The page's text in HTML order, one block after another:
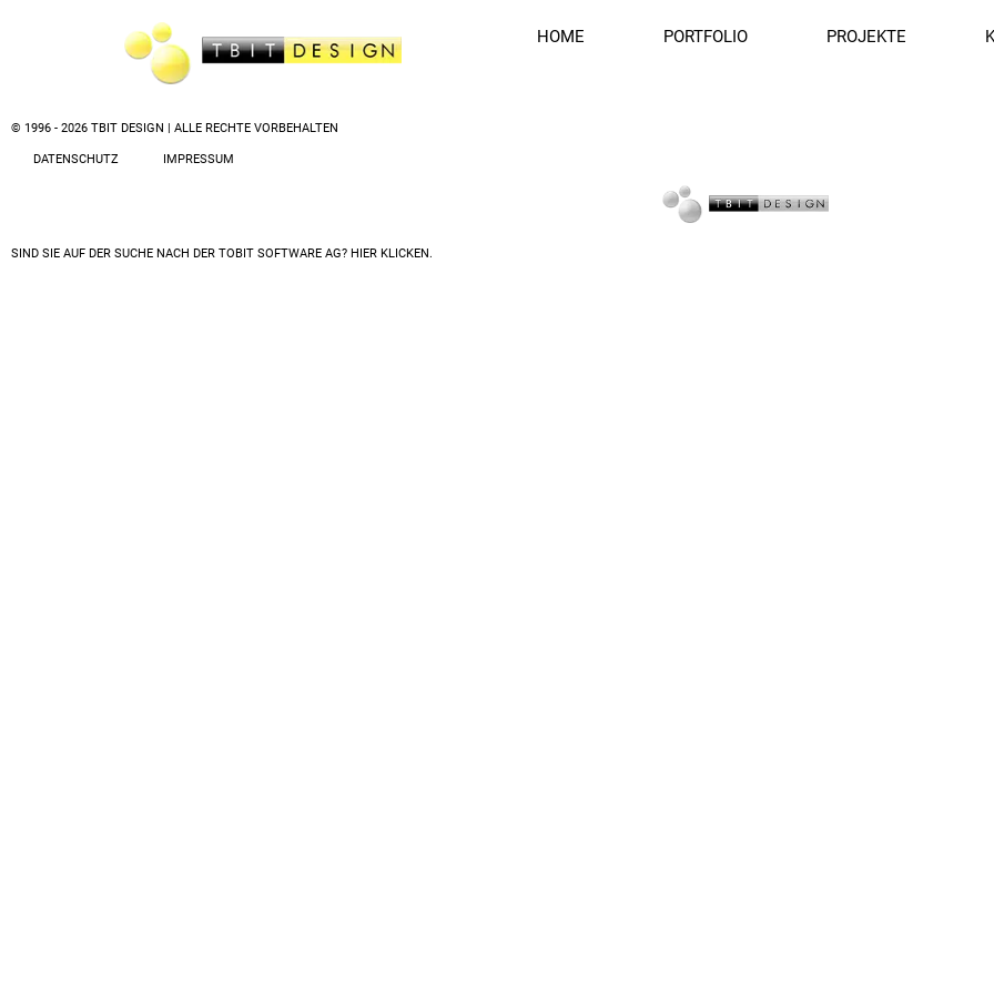
HOME PORTFOLIO PROJEKTE
© 1996 - 2026 TBIT DESIGN | ALLE RECHTE VORBEHALTEN
DATENSCHUTZ IMPRESSUM
SIND SIE AUF DER SUCHE NACH DER TOBIT SOFTWARE AG? HIER KLICKEN.